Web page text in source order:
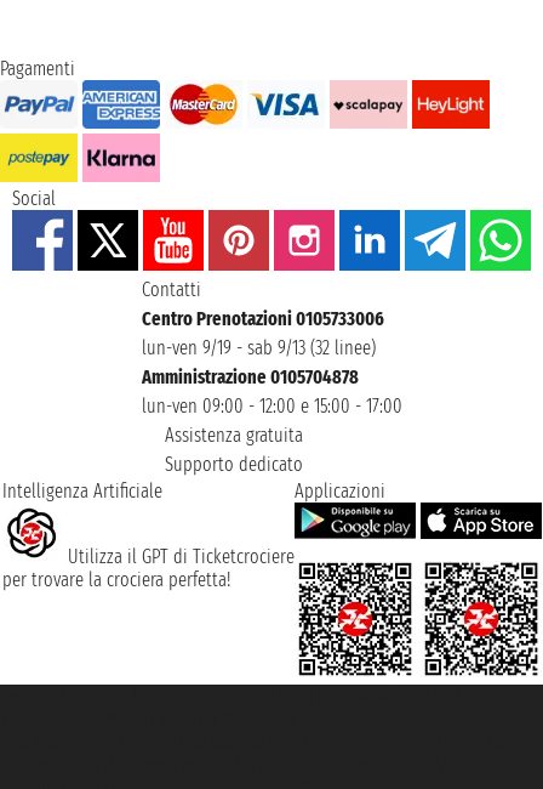
Pagamenti
Social
Contatti
Centro Prenotazioni 0105733006
lun-ven 9/19 - sab 9/13 (32 linee)
Amministrazione 0105704878
lun-ven 09:00 - 12:00 e 15:00 - 17:00
Assistenza gratuita
Supporto dedicato
Intelligenza Artificiale
Utilizza il GPT di Ticketcrociere
per trovare la crociera perfetta!
Applicazioni